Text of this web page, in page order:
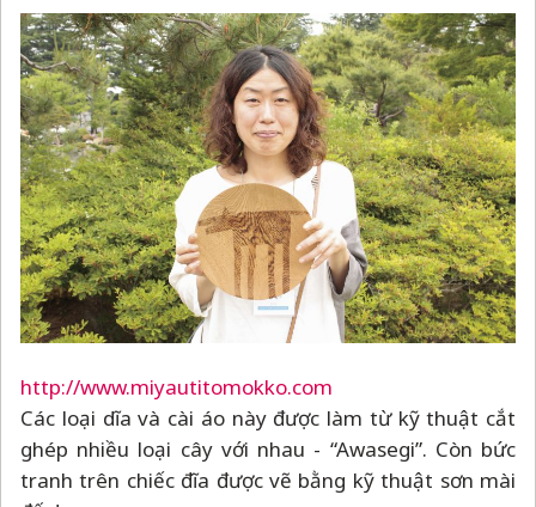
http://www.miyautitomokko.com
Các loại dĩa và cài áo này được làm từ kỹ thuật cắt
ghép nhiều loại cây với nhau - “Awasegi”. Còn bức
tranh trên chiếc đĩa được vẽ bằng kỹ thuật sơn mài